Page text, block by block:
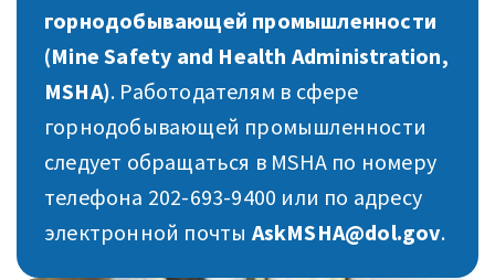
горнодобывающей промышленности
(Mine Safety and Health Administration,
MSHA). Работодателям в сфере
горнодобывающей промышленности
следует обращаться в MSHA по номеру
телефона 202-693-9400 или по адресу
электронной почты AskMSHA@dol.gov.